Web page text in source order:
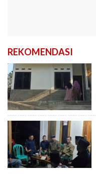
REKOMENDASI